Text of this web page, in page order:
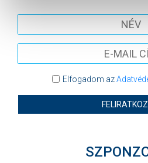
Elfogadom az